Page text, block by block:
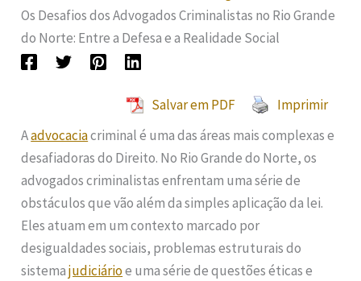
Os Desafios dos Advogados Criminalistas no Rio Grande
do Norte: Entre a Defesa e a Realidade Social
Salvar em PDF
Imprimir
Aadvocaciacriminal é uma das áreas mais complexas e
desafiadoras do Direito. No Rio Grande do Norte, os
advogados criminalistas enfrentam uma série de
obstáculos que vão além da simples aplicação da lei.
Eles atuam em um contexto marcado por
desigualdades sociais, problemas estruturais do
sistemajudiciárioe uma série de questões éticas e